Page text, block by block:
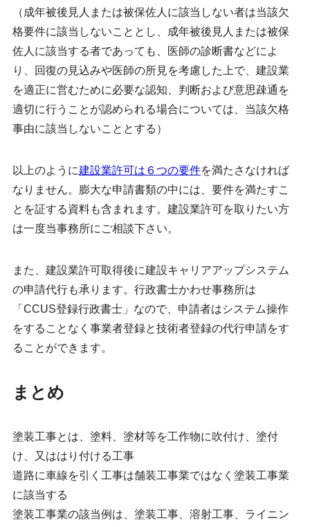
（成年被後見人または被保佐人に該当しない者は当該欠
格要件に該当しないこととし、成年被後見人または被保
佐人に該当する者であっても、医師の診断書などによ
り、回復の見込みや医師の所見を考慮した上で、建設業
を適正に営むために必要な認知、判断および意思疎通を
適切に行うことが認められる場合については、当該欠格
事由に該当しないこととする）
以上のように建設業許可は６つの要件を満たさなければ
なりません。膨大な申請書類の中には、要件を満たすこ
とを証する資料も含まれます。建設業許可を取りたい方
は一度当事務所にご相談下さい。
また、建設業許可取得後に建設キャリアアップシステム
の申請代行も承ります。行政書士かわせ事務所は
「CCUS登録行政書士」なので、申請者はシステム操作
をすることなく事業者登録と技術者登録の代行申請をす
ることができます。
まとめ
塗装工事とは、塗料、塗材等を工作物に吹付け、塗付
け、又ははり付ける工事
道路に車線を引く工事は舗装工事業ではなく塗装工事業
に該当する
塗装工事業の該当例は、塗装工事、溶射工事、ライニン